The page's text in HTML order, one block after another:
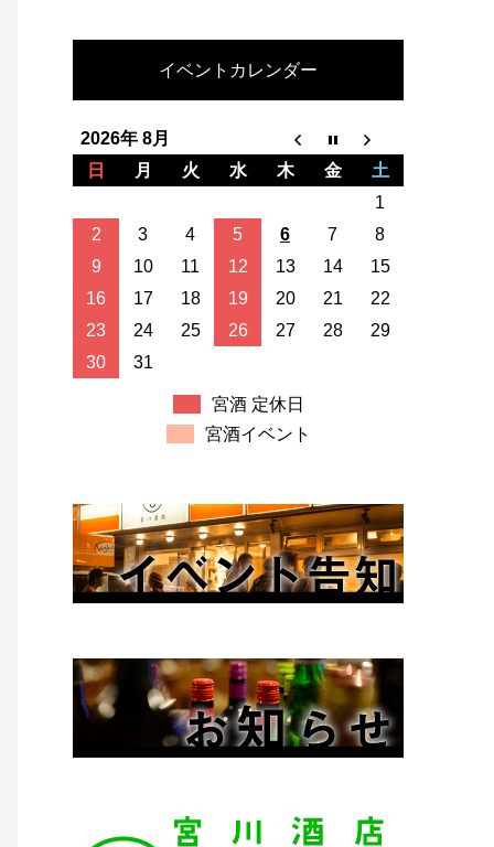
イベントカレンダー
2026年 8月
日
月 火 水 木 金
土
1
2
3 4 5 6 7
8
9
10 11 12 13 14
15
16
17 18 19 20 21
22
23
24 25 26 27 28
29
30
31
宮酒 定休日
宮酒イベント